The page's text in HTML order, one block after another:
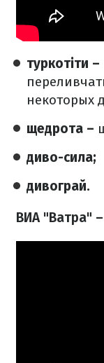
туркотіти –
некоторых
щедрота –
диво-сила;
дивограй.
ВИА "Ватра"